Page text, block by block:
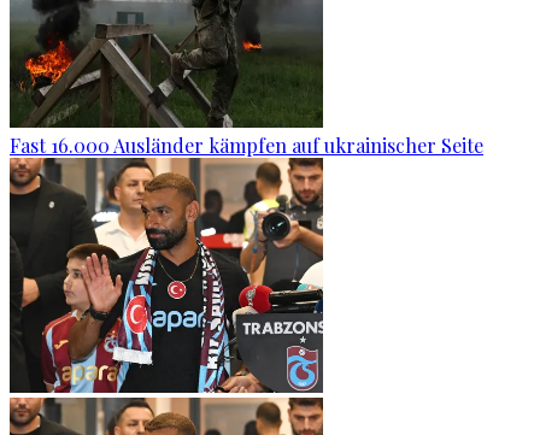
Fast 16.000 Ausländer kämpfen auf ukrainischer Seite